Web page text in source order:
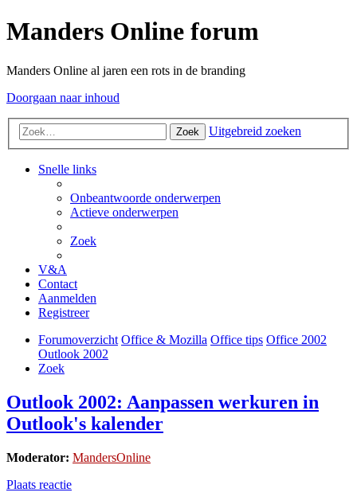
Manders Online forum
Manders Online al jaren een rots in de branding
Doorgaan naar inhoud
Zoek Uitgebreid zoeken
Snelle links
Onbeantwoorde onderwerpen
Actieve onderwerpen
Zoek
V&A
Contact
Aanmelden
Registreer
Forumoverzicht Office & Mozilla Office tips Office 2002
Outlook 2002
Zoek
Outlook 2002: Aanpassen werkuren in
Outlook's kalender
Moderator: MandersOnline
Plaats reactie